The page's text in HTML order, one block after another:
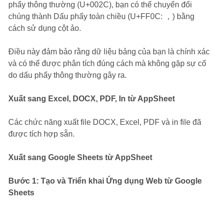
phẩy thông thường (U+002C), bạn có thể chuyển đổi
chúng thành Dấu phẩy toàn chiều (U+FF0C: ，) bằng
cách sử dụng cột ảo.
Điều này đảm bảo rằng dữ liệu bảng của bạn là chính xác
và có thể được phân tích đúng cách mà không gặp sự cố
do dấu phẩy thông thường gây ra.
Xuất sang Excel, DOCX, PDF, In từ AppSheet
Các chức năng xuất file DOCX, Excel, PDF và in file đã
được tích hợp sẵn.
Xuất sang Google Sheets từ AppSheet
Bước 1: Tạo và Triển khai Ứng dụng Web từ Google
Sheets